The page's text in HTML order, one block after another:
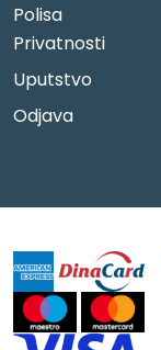
Polisa
Privatnosti
Uputstvo
Odjava